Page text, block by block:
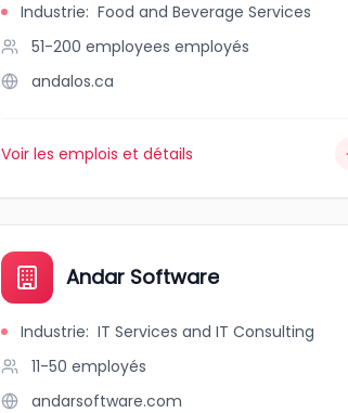
Industrie: Food and Beverage Services
51-200 employees employés
andalos.ca
Voir les emplois et détails
Andar Software
Industrie: IT Services and IT Consulting
11-50 employés
andarsoftware.com